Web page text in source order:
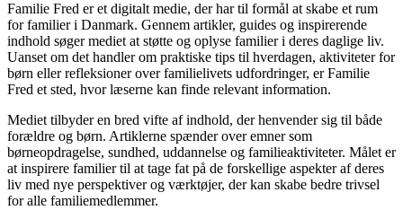
Familie Fred er et digitalt medie, der har til formål at skabe et rum
for familier i Danmark. Gennem artikler, guides og inspirerende
indhold søger mediet at støtte og oplyse familier i deres daglige liv.
Uanset om det handler om praktiske tips til hverdagen, aktiviteter for
børn eller refleksioner over familielivets udfordringer, er Familie
Fred et sted, hvor læserne kan finde relevant information.
Mediet tilbyder en bred vifte af indhold, der henvender sig til både
forældre og børn. Artiklerne spænder over emner som
børneopdragelse, sundhed, uddannelse og familieaktiviteter. Målet er
at inspirere familier til at tage fat på de forskellige aspekter af deres
liv med nye perspektiver og værktøjer, der kan skabe bedre trivsel
for alle familiemedlemmer.